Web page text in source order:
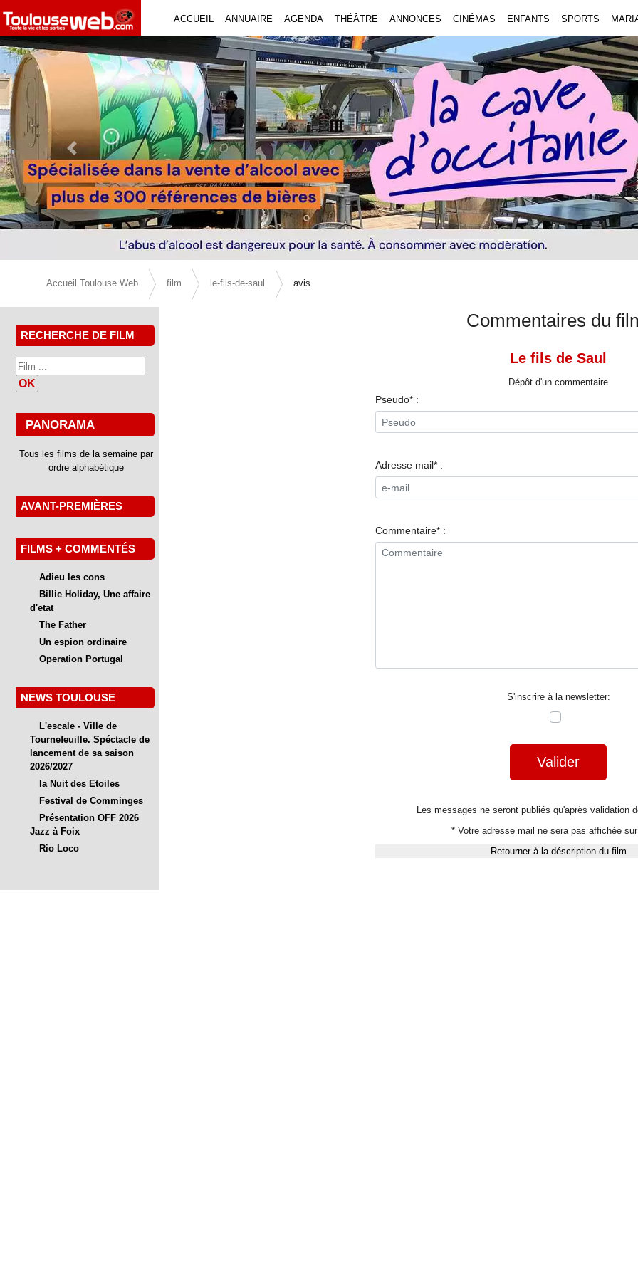
ACCUEIL ANNUAIRE AGENDA THÉÂTRE ANNONCES CINÉMAS ENFANTS SPORTS
Previous Slide
Accueil Toulouse Web film le-fils-de-saul avis
RECHERCHE DE FILM
OK
PANORAMA
Tous les films de la semaine par
ordre alphabétique
AVANT-PREMIÈRES
FILMS + COMMENTÉS
Adieu les cons
Billie Holiday, Une affaire
d'etat
The Father
Un espion ordinaire
Operation Portugal
NEWS TOULOUSE
L'escale - Ville de
Tournefeuille. Spéctacle de
lancement de sa saison
2026/2027
la Nuit des Etoiles
Festival de Comminges
Présentation OFF 2026
Jazz à Foix
Rio Loco
Commentaires du
Le fils de Saul
Dépôt d'un commentaire
Pseudo* :
Adresse mail* :
Commentaire* :
S'inscrire à la newsletter:
Valider
Les messages ne seront publiés qu'après validation
* Votre adresse mail ne sera pas affichée
Retourner à la déscription du film